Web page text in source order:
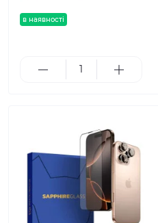
в наявності